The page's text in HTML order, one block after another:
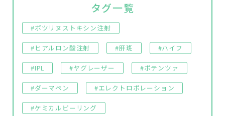
タグ一覧
#ボツリヌストキシン注射
#ヒアルロン酸注射 #肝斑 #ハイフ
#IPL #ヤグレーザー #ポテンツァ
#ダーマペン #エレクトロポレーション
#ケミカルピーリング